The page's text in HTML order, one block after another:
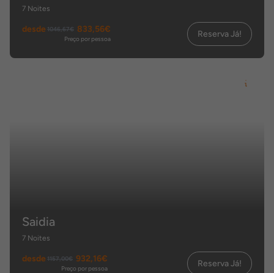
7 Noites
desde 1046,67€ 833,56€
Preço por pessoa Reserva Já!
Saidia
7 Noites
desde 1157,00€ 932,16€
Preço por pessoa Reserva Já!